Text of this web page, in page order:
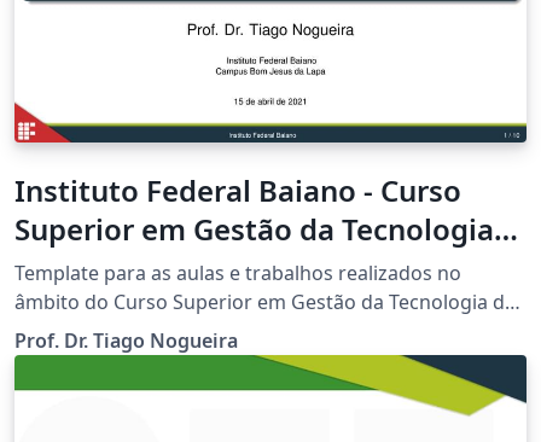
Instituto Federal Baiano - Curso
Superior em Gestão da Tecnologia
da Informação
Template para as aulas e trabalhos realizados no
âmbito do Curso Superior em Gestão da Tecnologia da
Informação do Instituto Federal Baiano - Campus Bom
Jesus da Lapa.
Prof. Dr. Tiago Nogueira